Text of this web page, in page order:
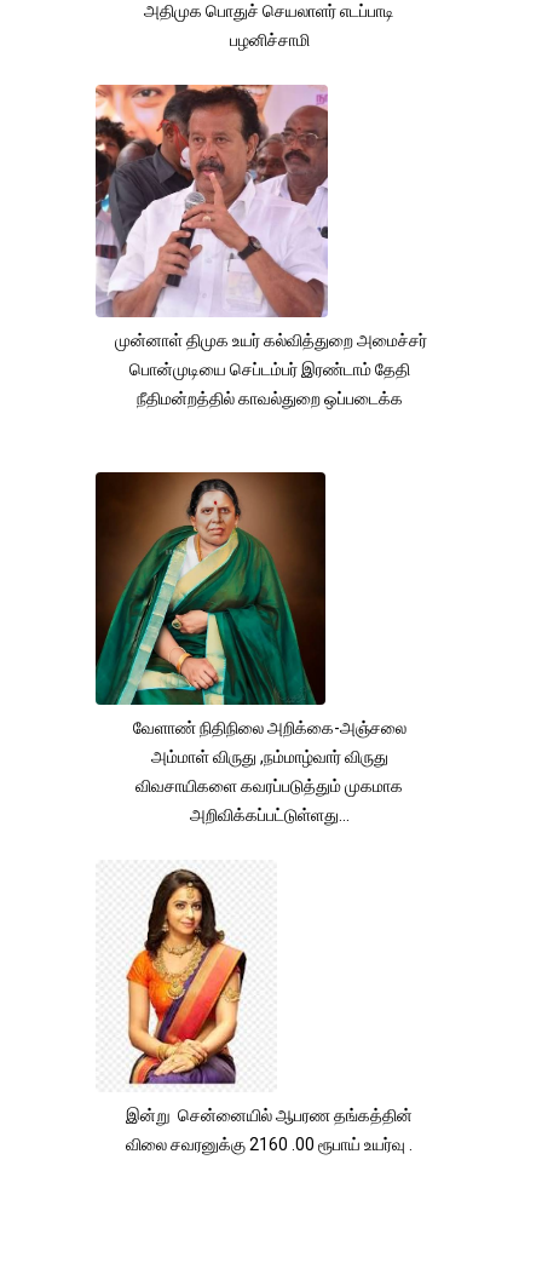
அதிமுக பொதுச் செயலாளர் எடப்பாடி
பழனிச்சாமி
முன்னாள் திமுக உயர் கல்வித்துறை அமைச்சர்
பொன்முடியை செப்டம்பர் இரண்டாம் தேதி
நீதிமன்றத்தில் காவல்துறை ஒப்படைக்க
வேளாண் நிதிநிலை அறிக்கை-அஞ்சலை
அம்மாள் விருது ,நம்மாழ்வார் விருது
விவசாயிகளை கவரப்படுத்தும் முகமாக
அறிவிக்கப்பட்டுள்ளது...
இன்று சென்னையில் ஆபரண தங்கத்தின்
விலை சவரனுக்கு 2160 .00 ரூபாய் உயர்வு .